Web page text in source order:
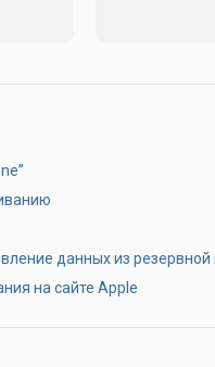
данных из резервной
на сайте Apple